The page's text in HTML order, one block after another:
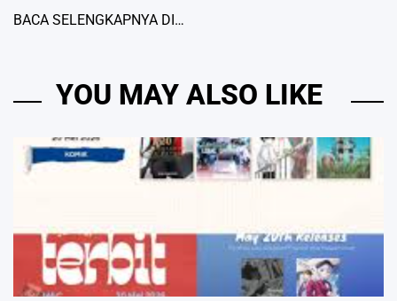
BACA SELENGKAPNYA DI…
YOU MAY ALSO LIKE